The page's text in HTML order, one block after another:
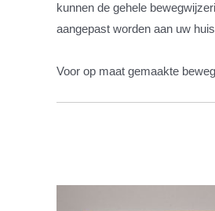
kunnen de gehele
aangepast worden aan uw
Voor op maat gemaakte